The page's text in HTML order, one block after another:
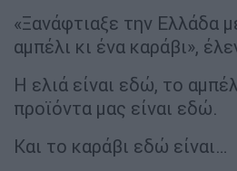
«Ξανάφτιαξε την Ελλάδα
αμπέλι κι ένα καράβι»,
Η ελιά είναι εδώ, το
προϊόντα μας είναι εδώ.
Και το καράβι εδώ είναι…